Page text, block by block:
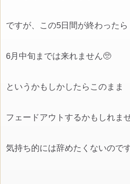
ですが、この5日間が終わったら
6月中旬までは来れません🥺
というかもしかしたらこのまま
フェードアウトするかもしれま
気持ち的には辞めたくないので